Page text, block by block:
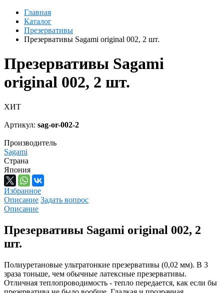
Главная
Каталог
Презервативы
Презервативы Sagami original 002, 2 шт.
Презервативы Sagami
original 002, 2 шт.
ХИТ
Артикул: sag-or-002-2
Производитель
Sagami
Страна
Япония
Избранное
Описание Задать вопрос
Описание
Презервативы Sagami original 002, 2
шт.
Полиуретановые ультратонкие презервативы (0,02 мм). В 3
зраза тоньше, чем обычные латексные презервативы.
Отличная теплопроводимость - тепло передается, как если бы